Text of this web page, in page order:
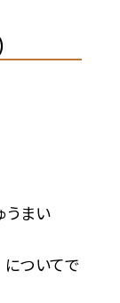
まい
ついてで